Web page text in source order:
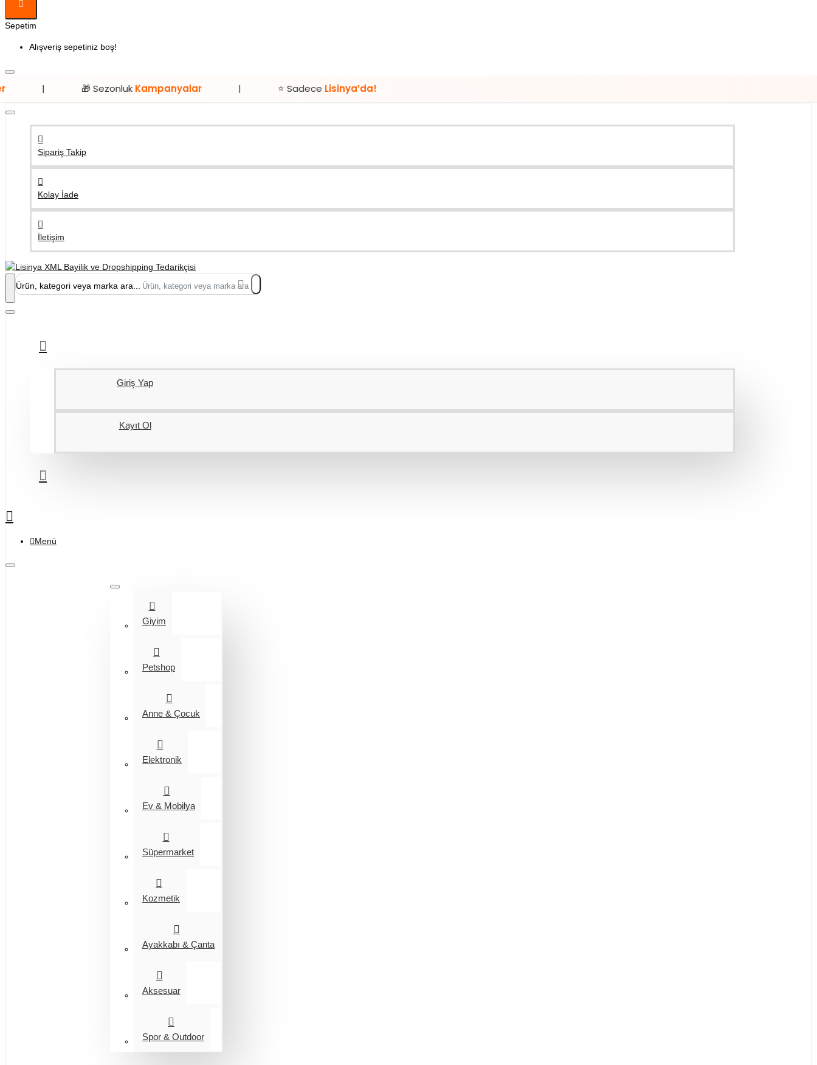
Sepetim
Alışveriş sepetiniz boş!
🎁 Sezonluk Kampanyalar | ⭐ Sadece Lisinya’da!
Sipariş Takip
Kolay İade
İletişim
Ürün, kategori veya marka ara...
Giriş Yap
Kayıt Ol
Menü
Giyim
Petshop
Anne & Çocuk
Elektronik
Ev & Mobilya
Süpermarket
Kozmetik
Ayakkabı & Çanta
Aksesuar
Spor & Outdoor